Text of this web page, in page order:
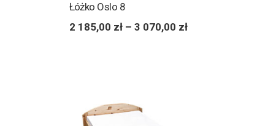
Łóżko Oslo 8
2 185,00 zł– 3 070,00 zł